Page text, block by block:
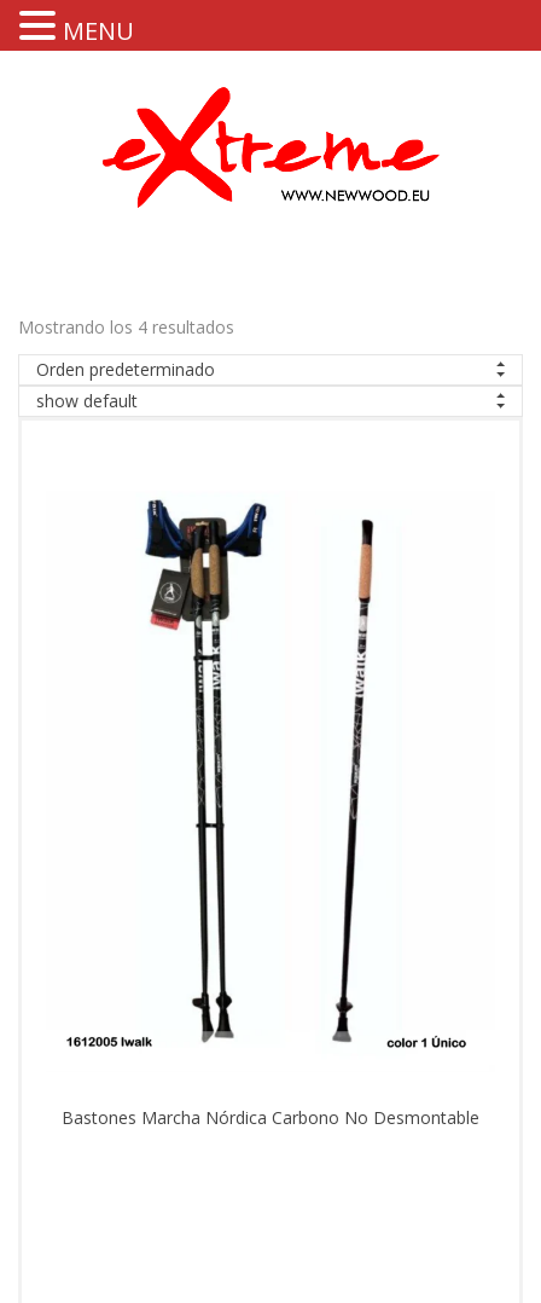
Mostrando los 4 resultados
Orden predeterminado
show default
Bastones Marcha Nórdica Carbono No Desmontable
MENU